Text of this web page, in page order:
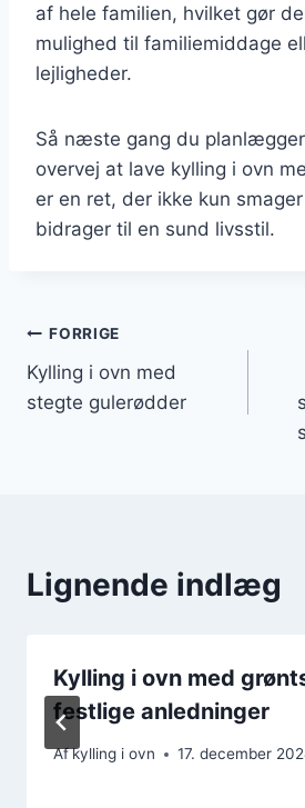
af hele familien, hvilket gør
mulighed til familiemiddage
lejligheder.
Så næste gang du
overvej at lave kylling i ovn
er en ret, der ikke kun
bidrager til en sund livsstil.
Indlægsnavigation
FORRIGE
Kylling i ovn med
stegte gulerødder
Lignende indlæg
Kylling i ovn med
festlige anledninger
Afkylling i ovn 17. december